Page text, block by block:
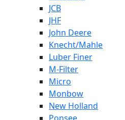
JCB
JHF
John Deere
Knecht/Mahle
Luber Finer
M-Filter
Micro
Monbow
New Holland